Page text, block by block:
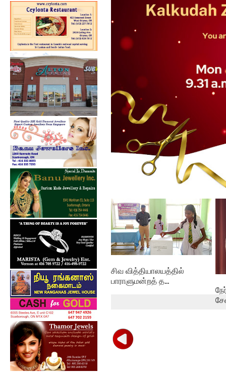
கல்குடா கல்வி வலயத்தின்
இணையத்தளம் ...
சிவ வித்தியாலயத்தில்
பாராளுமன்றத் த...